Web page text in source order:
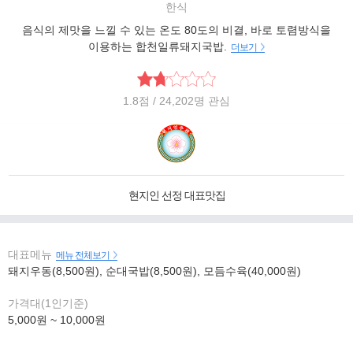
한식
음식의 제맛을 느낄 수 있는 온도 80도의 비결, 바로 토렴방식을
이용하는 합천일류돼지국밥.
더보기
1.8점 / 24,202명 관심
현지인 선정 대표맛집
대표메뉴 메뉴 전체보기
돼지우동(8,500원), 순대국밥(8,500원), 모듬수육(40,000원)
가격대(1인기준)
5,000원 ~ 10,000원